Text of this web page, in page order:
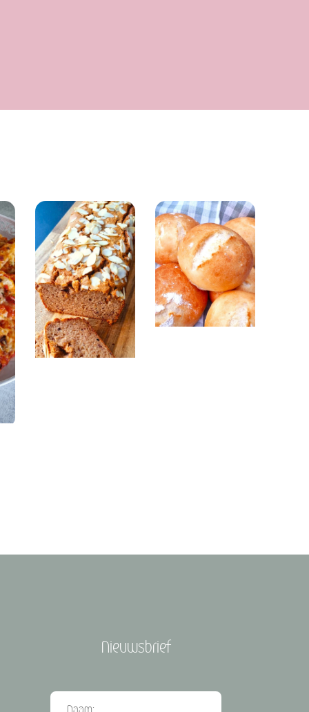
Nieuwsbrief